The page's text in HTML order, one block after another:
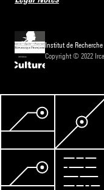
Institut de
Copyright © 2022